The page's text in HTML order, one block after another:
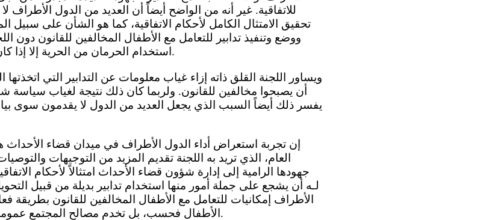
للاتفاقية. غير أنه من الواضح أيضاً أن العديد من الدول الأطراف
تحقيق الامتثال الكامل لأحكام الاتفاقية، كما هو الشأن على سبيل
ووضع وتنفيذ تدابير للتعامل مع الأطفال المخالفين للقانون دون
استخدام الحرمان من الحرية إلا إذا كان ذلك تدبيراً في إطار الملجأ الأخير.
أن يصبحوا مخالفين للقانون. ولربما كان ذلك نتيجة لغياب سياسة
يفسر ذلك أيضاً السبب الذي يجعل العديد من الدول لا يقدمون سوى
العام، الذي تريد به اللجنة تقديم المزيد من التوجيهات
جهودها الرامية إلى إدارة شؤون قضاء الأحداث امتثالاً لأحكام
لـه أن يشجع على جملة أمور منها استخدام تدابير بديلة من قبيل
الأطراف إمكانيات للتعامل مع الأطفال المخالفين للقانون بطريقة
الأطفال فحسب، بل تخدم مصالح المجتمع عموما على المدى القصير والطويل أيضاً.